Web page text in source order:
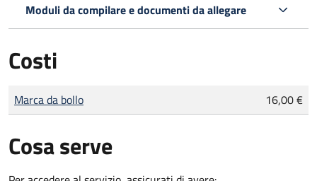
Moduli da compilare e documenti da allegare
Costi
Tipo di pagamento
Importo
Marca da bollo 16,00 €
Cosa serve